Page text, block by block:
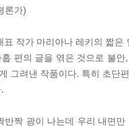
론가)
표 작가 마리아나 레키의 짧
편의 글을 엮은 것으로 불
그려낸 작품이다. 특히 초단
반짝 광이 나는데 우리 내면